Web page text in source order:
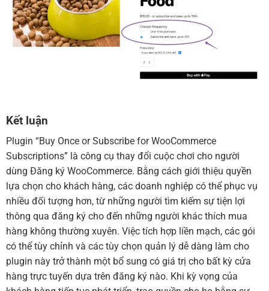
Kết luận
Plugin “Buy Once or Subscribe for WooCommerce
Subscriptions” là công cụ thay đổi cuộc chơi cho người
dùng Đăng ký WooCommerce. Bằng cách giới thiệu quyền
lựa chọn cho khách hàng, các doanh nghiệp có thể phục vụ
nhiều đối tượng hơn, từ những người tìm kiếm sự tiện lợi
thông qua đăng ký cho đến những người khác thích mua
hàng không thường xuyên. Việc tích hợp liền mạch, các gói
có thể tùy chỉnh và các tùy chọn quản lý dễ dàng làm cho
plugin này trở thành một bổ sung có giá trị cho bất kỳ cửa
hàng trực tuyến dựa trên đăng ký nào. Khi kỳ vọng của